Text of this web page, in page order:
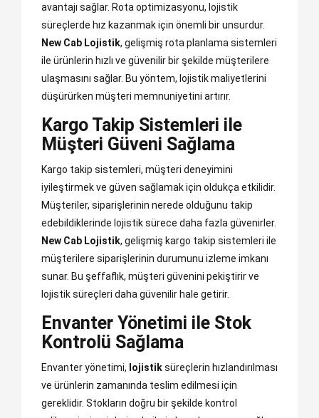
avantajı sağlar. Rota optimizasyonu, lojistik
süreçlerde hız kazanmak için önemli bir unsurdur.
New Cab Lojistik, gelişmiş rota planlama sistemleri
ile ürünlerin hızlı ve güvenilir bir şekilde müşterilere
ulaşmasını sağlar. Bu yöntem, lojistik maliyetlerini
düşürürken müşteri memnuniyetini artırır.
Kargo Takip Sistemleri ile
Müşteri Güveni Sağlama
Kargo takip sistemleri, müşteri deneyimini
iyileştirmek ve güven sağlamak için oldukça etkilidir.
Müşteriler, siparişlerinin nerede olduğunu takip
edebildiklerinde lojistik sürece daha fazla güvenirler.
New Cab Lojistik, gelişmiş kargo takip sistemleri ile
müşterilere siparişlerinin durumunu izleme imkanı
sunar. Bu şeffaflık, müşteri güvenini pekiştirir ve
lojistik süreçleri daha güvenilir hale getirir.
Envanter Yönetimi ile Stok
Kontrolü Sağlama
Envanter yönetimi, lojistiksüreçlerin hızlandırılması
ve ürünlerin zamanında teslim edilmesi için
gereklidir. Stokların doğru bir şekilde kontrol